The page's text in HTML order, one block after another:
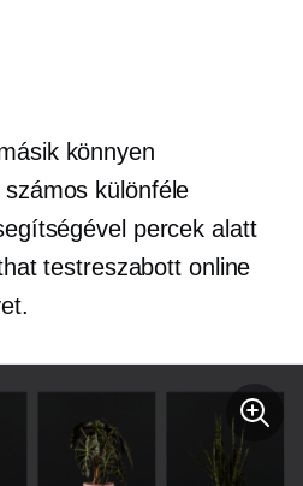
könnyen
különféle
percek alatt
testreszabott online